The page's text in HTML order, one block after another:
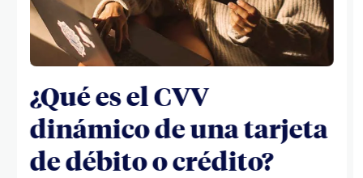
¿Qué es el CVV
dinámico de una tarjeta
de débito o crédito?